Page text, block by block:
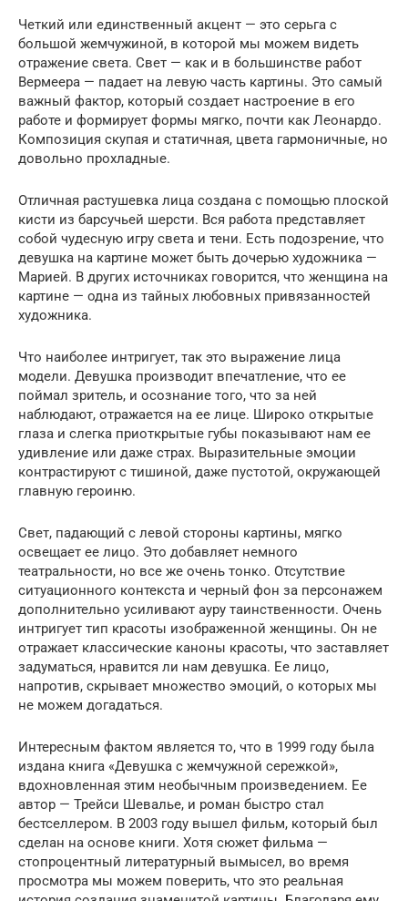
Четкий или единственный акцент — это серьга с
большой жемчужиной, в которой мы можем видеть
отражение света. Свет — как и в большинстве работ
Вермеера — падает на левую часть картины. Это самый
важный фактор, который создает настроение в его
работе и формирует формы мягко, почти как Леонардо.
Композиция скупая и статичная, цвета гармоничные, но
довольно прохладные.
Отличная растушевка лица создана с помощью плоской
кисти из барсучьей шерсти. Вся работа представляет
собой чудесную игру света и тени. Есть подозрение, что
девушка на картине может быть дочерью художника —
Марией. В других источниках говорится, что женщина на
картине — одна из тайных любовных привязанностей
художника.
Что наиболее интригует, так это выражение лица
модели. Девушка производит впечатление, что ее
поймал зритель, и осознание того, что за ней
наблюдают, отражается на ее лице. Широко открытые
глаза и слегка приоткрытые губы показывают нам ее
удивление или даже страх. Выразительные эмоции
контрастируют с тишиной, даже пустотой, окружающей
главную героиню.
Свет, падающий с левой стороны картины, мягко
освещает ее лицо. Это добавляет немного
театральности, но все же очень тонко. Отсутствие
ситуационного контекста и черный фон за персонажем
дополнительно усиливают ауру таинственности. Очень
интригует тип красоты изображенной женщины. Он не
отражает классические каноны красоты, что заставляет
задуматься, нравится ли нам девушка. Ее лицо,
напротив, скрывает множество эмоций, о которых мы
не можем догадаться.
Интересным фактом является то, что в 1999 году была
издана книга «Девушка с жемчужной сережкой»,
вдохновленная этим необычным произведением. Ее
автор — Трейси Шевалье, и роман быстро стал
бестселлером. В 2003 году вышел фильм, который был
сделан на основе книги. Хотя сюжет фильма —
стопроцентный литературный вымысел, во время
просмотра мы можем поверить, что это реальная